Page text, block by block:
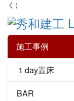
く）
施工事例
１day置床
BAR